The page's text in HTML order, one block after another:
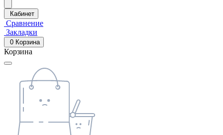
Кабинет
Сравнение
Закладки
0 Корзина
Корзина